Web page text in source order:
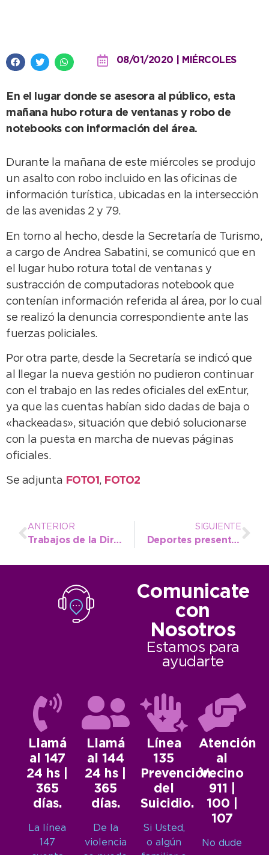
08/01/2020 | MIÉRCOLES
En el lugar donde se asesora al público, esta
mañana hubo rotura de ventanas y robo de
notebooks con información del área.
Durante la mañana de este miércoles se produjo
un asalto con robo incluido en las oficinas de
información turística, ubicadas en la intersección
de las avenidas 2 y 79.
En torno al hecho, desde la Secretaría de Turismo,
a cargo de Andrea Sabatini, se comunicó que en
el lugar hubo rotura total de ventanas y
sustracción de computadoras notebook que
contenían información referida al área, por lo cual
se realizó la denuncia correspondiente ante las
fuerzas policiales.
Por otra parte, desde la Secretaría se indicó que
al llegar la nueva gestión no pudieron continuar
con el trabajo en las redes oficiales del exEntur,
ya que las cuentas habían sido dadas de baja o
«hackeadas», situación que debió solucionarse
con la puesta en marcha de nuevas páginas
oficiales.
Se adjunta FOTO1 , FOTO2
ANTERIOR
Trabajos de la Dirección Forestal en el Vivero municipal
SIGUIENTE
Deportes presenta una generosa agenda de actividades gratuitas en la playa
Comunicate
con
Nosotros
Estamos para
ayudarte
Llamá
al 147
24 hs |
365
días.
La línea
147
Llamá
al 144
24 hs |
365
días.
De la
violencia
Línea
135
Prevención
del
Suicidio.
Si Usted,
o algún
Atención
al
Vecino
911 |
100 |
107
No dude